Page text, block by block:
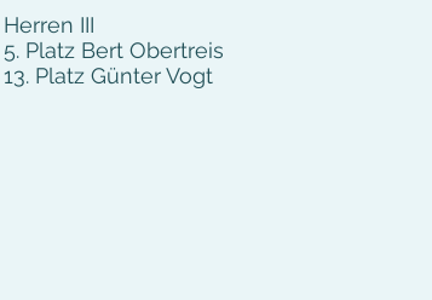
Herren III
5. Platz Bert Obertreis
13. Platz Günter Vogt